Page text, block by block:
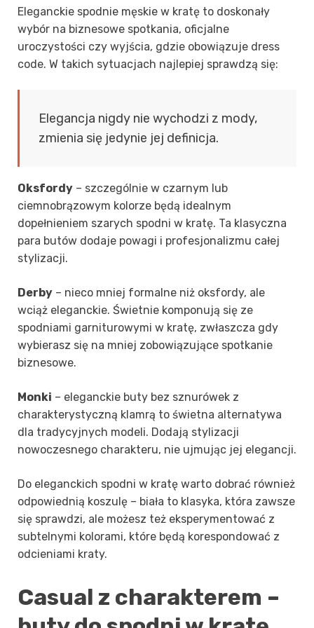
Eleganckie spodnie męskie w kratę to doskonały
wybór na biznesowe spotkania, oficjalne
uroczystości czy wyjścia, gdzie obowiązuje dress
code. W takich sytuacjach najlepiej sprawdzą się:
Elegancja nigdy nie wychodzi z mody,
zmienia się jedynie jej definicja.
Oksfordy – szczególnie w czarnym lub
ciemnobrązowym kolorze będą idealnym
dopełnieniem szarych spodni w kratę. Ta klasyczna
para butów dodaje powagi i profesjonalizmu całej
stylizacji.
Derby – nieco mniej formalne niż oksfordy, ale
wciąż eleganckie. Świetnie komponują się ze
spodniami garniturowymi w kratę, zwłaszcza gdy
wybierasz się na mniej zobowiązujące spotkanie
biznesowe.
Monki – eleganckie buty bez sznurówek z
charakterystyczną klamrą to świetna alternatywa
dla tradycyjnych modeli. Dodają stylizacji
nowoczesnego charakteru, nie ujmując jej elegancji.
Do eleganckich spodni w kratę warto dobrać również
odpowiednią koszulę – biała to klasyka, która zawsze
się sprawdzi, ale możesz też eksperymentować z
subtelnymi kolorami, które będą korespondować z
odcieniami kraty.
Casual z charakterem –